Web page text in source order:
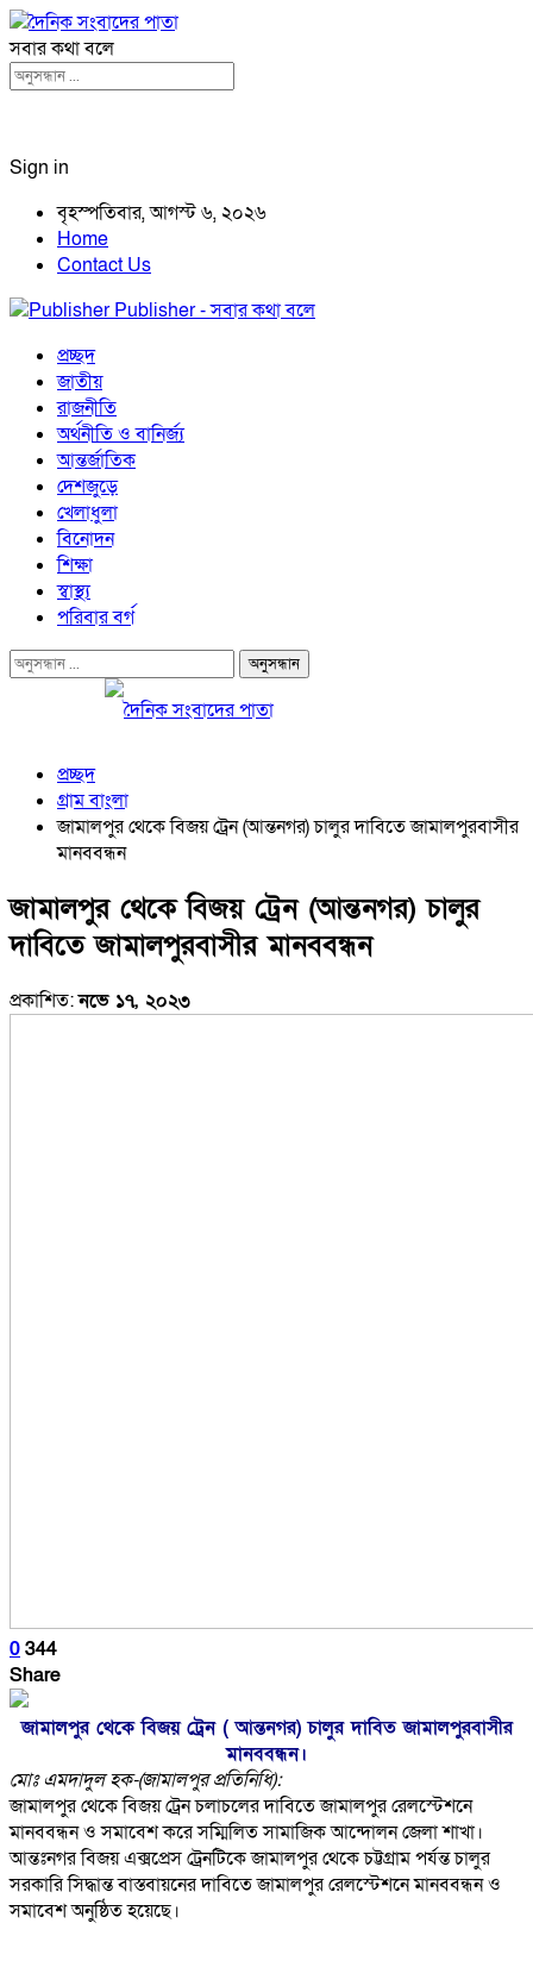
সবার কথা বলে
Sign in
বৃহস্পতিবার, আগস্ট ৬, ২০২৬
Home
Contact Us
Publisher - সবার কথা বলে
প্রচ্ছদ
জাতীয়
রাজনীতি
অর্থনীতি ও বানির্জ্য
আন্তর্জাতিক
দেশজুড়ে
খেলাধুলা
বিনোদন
শিক্ষা
স্বাস্থ্য
পরিবার বর্গ
প্রচ্ছদ
গ্রাম বাংলা
জামালপুর থেকে বিজয় ট্রেন (আন্তনগর) চালুর দাবিতে জামালপুরবাসীর
মানববন্ধন
জামালপুর থেকে বিজয় ট্রেন (আন্তনগর) চালুর
দাবিতে জামালপুরবাসীর মানববন্ধন
প্রকাশিত:নভে ১৭, ২০২৩
0344
Share
জামালপুর থেকে বিজয় ট্রেন ( আন্তনগর) চালুর দাবিত জামালপুরবাসীর
মানববন্ধন।
মোঃ এমদাদুল হক-(জামালপুর প্রতিনিধি):
জামালপুর থেকে বিজয় ট্রেন চলাচলের দাবিতে জামালপুর রেলস্টেশনে
মানববন্ধন ও সমাবেশ করে সম্মিলিত সামাজিক আন্দোলন জেলা শাখা।
আন্তঃনগর বিজয় এক্সপ্রেস ট্রেনটিকে জামালপুর থেকে চট্টগ্রাম পর্যন্ত চালুর
সরকারি সিদ্ধান্ত বাস্তবায়নের দাবিতে জামালপুর রেলস্টেশনে মানববন্ধন ও
সমাবেশ অনুষ্ঠিত হয়েছে।